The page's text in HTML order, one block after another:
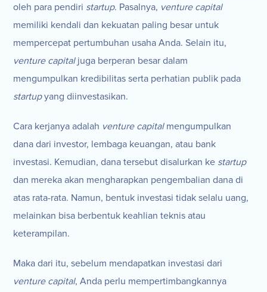
oleh para pendiri startup. Pasalnya, venture capital
memiliki kendali dan kekuatan paling besar untuk
mempercepat pertumbuhan usaha Anda. Selain itu,
venture capitaljuga berperan besar dalam
mengumpulkan kredibilitas serta perhatian publik pada
startupyang diinvestasikan.
Cara kerjanya adalah venture capitalmengumpulkan
dana dari investor, lembaga keuangan, atau bank
investasi. Kemudian, dana tersebut disalurkan ke startup
dan mereka akan mengharapkan pengembalian dana di
atas rata-rata. Namun, bentuk investasi tidak selalu uang,
melainkan bisa berbentuk keahlian teknis atau
keterampilan.
Maka dari itu, sebelum mendapatkan investasi dari
venture capital, Anda perlu mempertimbangkannya